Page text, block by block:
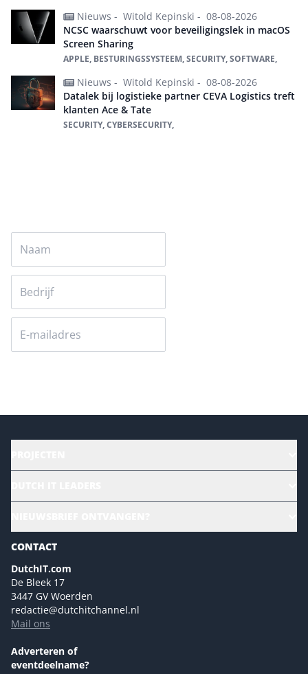
Nieuws - Witold Kepinski - 08-08-2026
NCSC waarschuwt voor beveiligingslek in macOS
Screen Sharing
APPLE, BESTURINGSSYSTEEM, SECURITY, SOFTWARE,
Nieuws - Witold Kepinski - 08-08-2026
Datalek bij logistieke partner CEVA Logistics treft
klanten Ace & Tate
SECURITY, CYBERSECURITY,
Sustainability | Green IT
Marketing- en contentmogelijkheden 2026
Events- en sponsormogelijkheden 2026
Ons team
Colofon
Tip de redactie
Versturen
CONTACT
DutchIT.com
De Bleek 17
3447 GV Woerden
redactie@dutchitchannel.nl
Mail ons
Adverteren of
eventdeelname?